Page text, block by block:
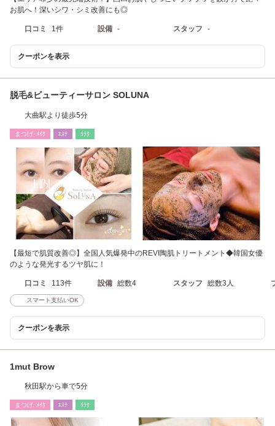
お肌へ！深いシワ・シミ改善にも◎
口コミ 1件 設備 - スタッフ -
クーポンを表示
脱毛&ビューティーサロン SOLUNA
大曲駅より徒歩5分
まつげ･ﾒｲｸ ｴｽﾃ ﾘﾗｸ
【最短で肌質改善◎】全国人気爆発中のREVI陶肌トリートメント◆韓国女優
のような発光するツヤ肌に！
口コミ 113件 設備 総数4 スタッフ 総数3人
スマート支払いOK
クーポンを表示
1mut Brow
秋田駅から車で5分
まつげ･ﾒｲｸ ｴｽﾃ ﾘﾗｸ